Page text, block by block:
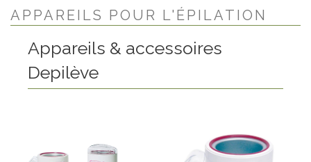
APPAREILS POUR L'ÉPILATION
Appareils & accessoires
Depilève